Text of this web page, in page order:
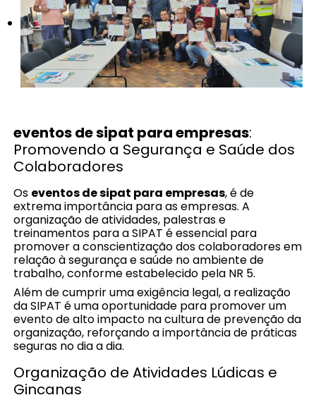
eventos de sipat para empresas:
Promovendo a Segurança e Saúde dos
Colaboradores
Os eventos de sipat para empresas, é de
extrema importância para as empresas. A
organização de atividades, palestras e
treinamentos para a SIPAT é essencial para
promover a conscientização dos colaboradores em
relação à segurança e saúde no ambiente de
trabalho, conforme estabelecido pela NR 5.
Além de cumprir uma exigência legal, a realização
da SIPAT é uma oportunidade para promover um
evento de alto impacto na cultura de prevenção da
organização, reforçando a importância de práticas
seguras no dia a dia.
Organização de Atividades Lúdicas e
Gincanas